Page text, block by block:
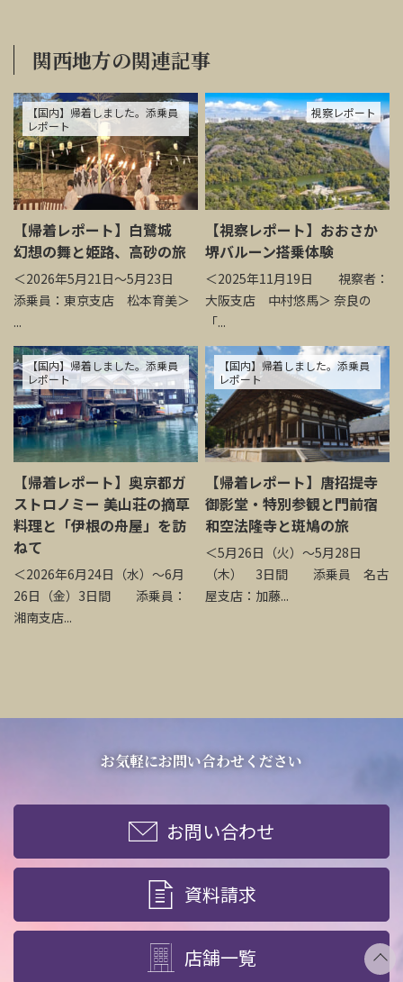
関西地方の関連記事
【国内】帰着しました。添乗員
レポート
【帰着レポート】白鷺城
幻想の舞と姫路、高砂の旅
＜2026年5月21日～5月23日
添乗員：東京支店 松本育美＞
...
視察レポート
【視察レポート】おおさか
堺バルーン搭乗体験
＜2025年11月19日 視察者：
大阪支店 中村悠馬＞ 奈良の
「...
【国内】帰着しました。添乗員
レポート
【帰着レポート】奥京都ガ
ストロノミー 美山荘の摘草
料理と「伊根の舟屋」を訪
ねて
＜2026年6月24日（水）～6月
26日（金）3日間 添乗員：
湘南支店...
【国内】帰着しました。添乗員
レポート
【帰着レポート】唐招提寺
御影堂・特別参観と門前宿
和空法隆寺と斑鳩の旅
＜5月26日（火）～5月28日
（木） 3日間 添乗員 名古
屋支店：加藤...
お気軽にお問い合わせください
お問い合わせ
資料請求
店舗一覧